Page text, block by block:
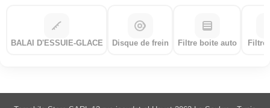
BALAI D'ESSUIE-GLACE Disque de frein Filtre boite auto